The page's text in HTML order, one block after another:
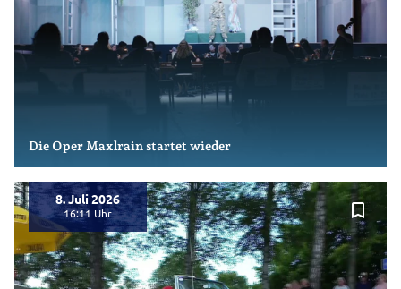
Die Oper Maxlrain startet wieder
bookmark_border
8. Juli 2026
16:11